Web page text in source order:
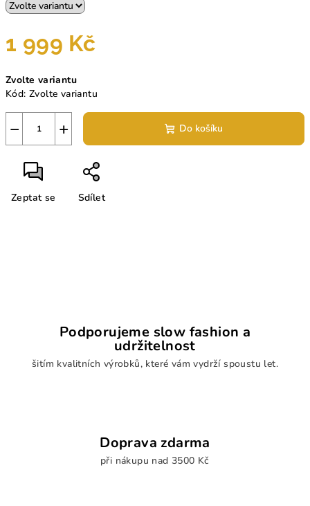
1 999 Kč
cena:
Zvolte variantu
Kód: Zvolte variantu
+
− Do košíku
Zeptat se Sdílet
Podporujeme slow fashion a
udržitelnost
šitím kvalitních výrobků, které vám vydrží spoustu let.
Doprava zdarma
při nákupu nad 3500 Kč